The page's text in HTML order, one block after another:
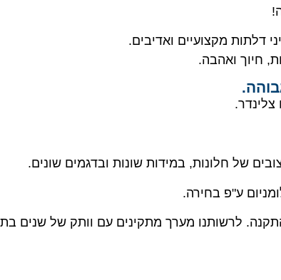
דלתות מקצועיים ואדיבים.
חיוך ואהבה.
של חלונות, במידות שונות ובדגמים שונים.
ע"פ בחירה.
לרשותנו מערך מתקינים עם וותק של שנים